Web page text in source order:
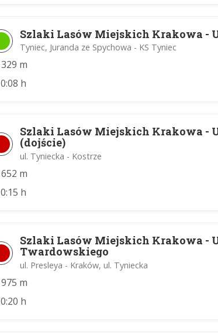
Szlaki Lasów Miejskich Krakowa -
Tyniec, Juranda ze Spychowa - KS Tyniec
329 m
0:08 h
Szlaki Lasów Miejskich Krakowa -
(dojście)
ul. Tyniecka - Kostrze
652 m
0:15 h
Szlaki Lasów Miejskich Krakowa -
Twardowskiego
ul. Presleya - Kraków, ul. Tyniecka
975 m
0:20 h